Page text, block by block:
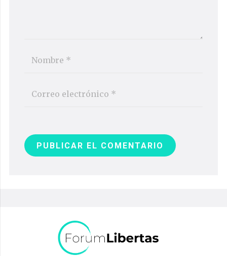
PUBLICAR EL COMENTARIO